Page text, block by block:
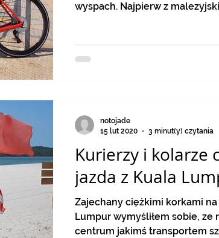
wyspach. Najpierw z
Kurierzy i kolarze
jazda z Kuala
Zajechany ciężkimi korkami
Lumpur wymyśliłem sobie, ze
centrum jakimś transportem
notojade
15 lut 2020
3 minut(y) czytania